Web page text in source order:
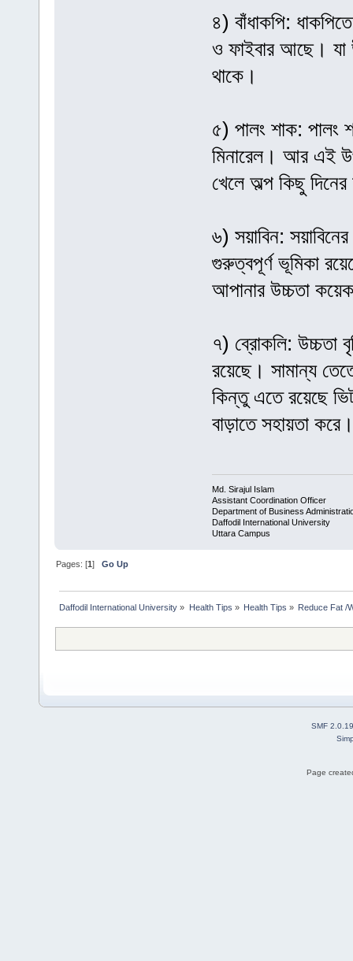
৪) বাঁধাকপি:
ও ফাইবার আছে। যা
থাকে।
৫) পালং শাক: পালং
মিনারেল। আর এই
খেলে অল্প কিছু
৬) সয়াবিন:
গুরুত্বপূর্ণ ভূমিকা
আপানার উচ্চতা
৭) ব্রোকলি: উচ্চতা
রয়েছে। সামান্য
কিন্তু এতে রয়েছে
বাড়াতে সহায়তা
Md. Sirajul Islam
Assistant Coordination Officer
Department of Business
Daffodil International University
Uttara Campus
Pages: [1]Go Up
Daffodil International University » Health Tips » Health Tips » Reduce Fat /
SMF 2.0.19
Page